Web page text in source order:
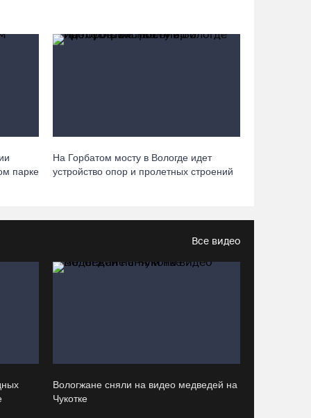
слетел с трассы в кювет и опрокинулся
Бизнес Северо-Запада столкнулся с более
75-летний бегун из Великого Устюга стал
чемпионом России среди ветеранов
парке
На Горбатом мосту в Вологде идет
устройство опор и пролетных строений
Все видео
Вологжане сняли на видео медведей на
Чукотке